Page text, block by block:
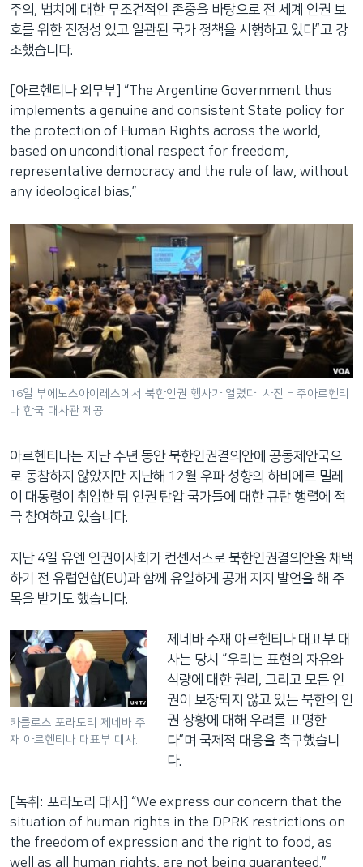
주의, 법치에 대한 무조건적인 존중을 바탕으로 전 세계 인권 보
호를 위한 진정성 있고 일관된 국가 정책을 시행하고 있다”고 강
조했습니다.
[아르헨티나 외무부] “The Argentine Government thus
implements a genuine and consistent State policy for
the protection of Human Rights across the world,
based on unconditional respect for freedom,
representative democracy and the rule of law, without
any ideological bias.”
16일 부에노스아이레스에서 북한인권 행사가 열렸다. 사진 = 주아르헨티
나 한국 대사관 제공
아르헨티나는 지난 수년 동안 북한인권결의안에 공동제안국으
로 동참하지 않았지만 지난해 12월 우파 성향의 하비에르 밀레
이 대통령이 취임한 뒤 인권 탄압 국가들에 대한 규탄 행렬에 적
극 참여하고 있습니다.
지난 4일 유엔 인권이사회가 컨센서스로 북한인권결의안을 채택
하기 전 유럽연합(EU)과 함께 유일하게 공개 지지 발언을 해 주
목을 받기도 했습니다.
카를로스 포라도리 제네바 주
재 아르헨티나 대표부 대사.
제네바 주재 아르헨티나 대표부 대
사는 당시 “우리는 표현의 자유와
식량에 대한 권리, 그리고 모든 인
권이 보장되지 않고 있는 북한의 인
권 상황에 대해 우려를 표명한
다”며 국제적 대응을 촉구했습니
다.
[녹취: 포라도리 대사] “We express our concern that the
situation of human rights in the DPRK restrictions on
the freedom of expression and the right to food, as
well as all human rights, are not being guaranteed.”